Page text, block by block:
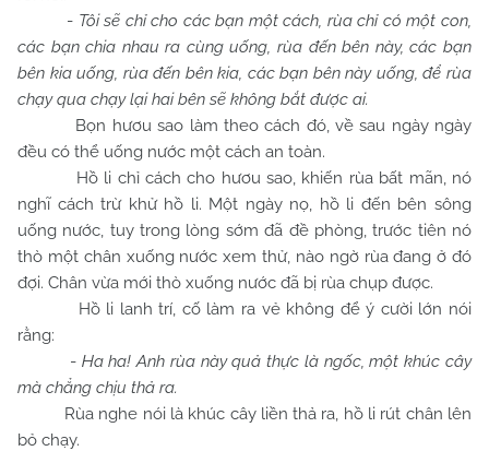
- Tôi sẽ chỉ cho các bạn một cách, rùa chỉ có một con,
các bạn chia nhau ra cùng uống, rùa đến bên này, các bạn
bên kia uống, rùa đến bên kia, các bạn bên này uống, để rùa
chạy qua chạy lại hai bên sẽ không bắt được ai.
Bọn hươu sao làm theo cách đó, về sau ngày ngày
đều có thể uống nước một cách an toàn.
Hồ li chỉ cách cho hươu sao, khiến rùa bất mãn, nó
nghĩ cách trừ khử hồ li. Một ngày nọ, hồ li đến bên sông
uống nước, tuy trong lòng sớm đã đề phòng, trước tiên nó
thò một chân xuống nước xem thử, nào ngờ rùa đang ở đó
đợi. Chân vừa mới thò xuống nước đã bị rùa chụp được.
Hồ li lanh trí, cố làm ra vẻ không để ý cười lớn nói
rằng:
- Ha ha! Anh rùa này quả thực là ngốc, một khúc cây
mà chẳng chịu thả ra.
Rùa nghe nói là khúc cây liền thả ra, hồ li rút chân lên
bỏ chạy.